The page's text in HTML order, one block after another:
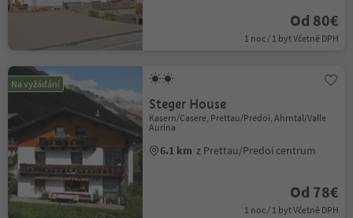
Od 80€
1 noc / 1 byt Včetně DPH
Na vyžádání
Steger House
Kasern/Casere, Prettau/Predoi, Ahrntal/Valle
Aurina
6.1 km z Prettau/Predoi centrum
Od 78€
1 noc / 1 byt Včetně DPH